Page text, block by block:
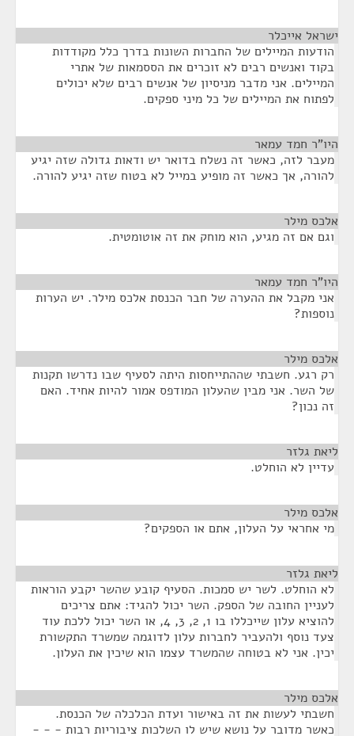
ישראל אייכלר
הודעות המיילים של החברות השונות בדרך כלל מקודדות
בקוד ואנשים רבים לא זוכרים את הססמאות של אתרי
המיילים. אני מדבר מניסיון של אנשים רבים שלא יכולים
לפתוח את המיילים של כל מיני ספקים.
היו"ר חמד עמאר
מעבר לזה, כאשר זה נשלח בדואר יש ודאות גדולה שזה יגיע
להורה, אך כאשר זה מופיע במייל לא בטוח שזה יגיע להורה.
אלכס מילר
וגם אם זה מגיע, הוא מוחק את זה אוטומטית.
היו"ר חמד עמאר
אני מקבל את ההערה של חבר הכנסת אלכס מילר. יש הערות
נוספות?
אלכס מילר
רק רגע. חשבתי שההתייחסות היתה לסעיף שבו נדרשו תקנות
של השר. אני מבין שהעלון המודפס אמור להיות אחיד. האם
זה נכון?
ליאת גלזר
עדיין לא הוחלט.
אלכס מילר
מי אחראי על העלון, אתם או הספקים?
ליאת גלזר
לא הוחלט. לשר יש סמכות. הסעיף קובע שהשר יקבע הוראות
לעניין החובה של הספק. השר יכול להגיד: אתם צריכים
להוציא עלון שייכללו בו 1, 2, 3, 4, או השר יכול ללכת עוד
צעד נוסף ולהעביר לחברות עלון לדוגמה שמשרד התקשורת
יכין. אני לא בטוחה שהמשרד עצמו הוא שיכין את העלון.
אלכס מילר
חשבתי לעשות את זה באישור ועדת הכלכלה של הכנסת.
כאשר מדובר על נושא שיש לו השלכות ציבוריות רבות - - -